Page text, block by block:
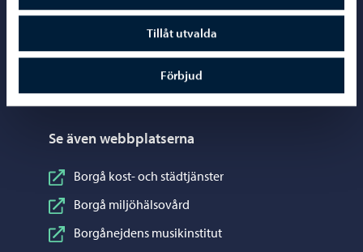
Tillåt utvalda
Förbjud
Följ på LinkedIn
LinkedIn
Se även webbplatserna
Borgå kost- och städtjänster
Borgå miljöhälsovård
Borgånejdens musikinstitut